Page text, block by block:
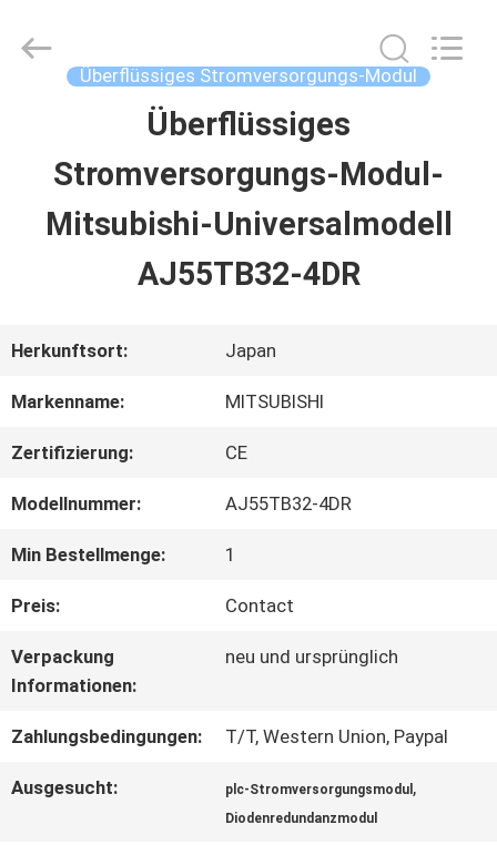
STARTSEITE
PRODUKTE
FABRIK
TOUR
KONTAKT
NACHRICHTEN
Wisdomlong
Überflüssiges Stromversorgungs-Modul
Überflüssiges
Stromversorgungs-Modul-
Mitsubishi-Universalmodell
AJ55TB32-4DR
Herkunftsort: Japan
Markenname: MITSUBISHI
Zertifizierung: CE
Modellnummer: AJ55TB32-4DR
Min Bestellmenge: 1
Preis: Contact
Verpackung
Informationen:
neu und ursprünglich
Zahlungsbedingungen: T/T, Western Union, Paypal
Ausgesucht: plc-Stromversorgungsmodul ,
Diodenredundanzmodul